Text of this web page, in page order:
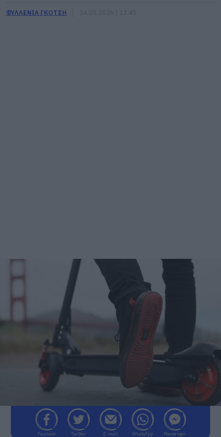
ΦΥΛΛΕΝΙΑ ΓΚΟΤΣΗ
Facebook Twitter E-mail WhatsApp Messenger